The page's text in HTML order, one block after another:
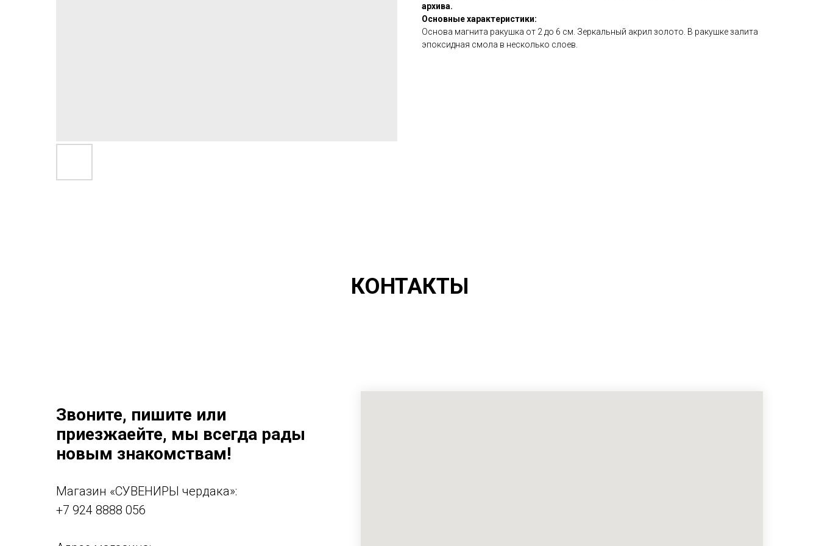
архива.
Основные характеристики:
Основа магнита ракушка от 2 до 6 см. Зеркальный акрил золото. В ракушке залита
эпоксидная смола в несколько слоев.
КОНТАКТЫ
Звоните, пишите или
приезжаейте, мы всегда рады
новым знакомствам!
Магазин «СУВЕНИРЫ чердака»:
+7 924 8888 056